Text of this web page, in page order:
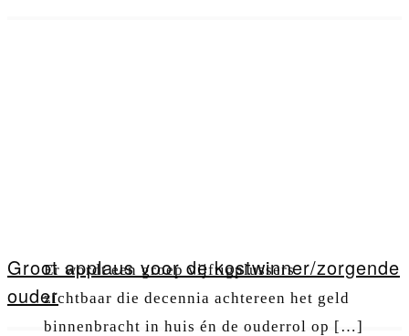
Er wordt een groep vijftigplussers
zichtbaar die decennia achtereen het geld
binnenbracht in huis én de ouderrol op […]
Groot applaus voor de kostwinner/zorgende
ouder